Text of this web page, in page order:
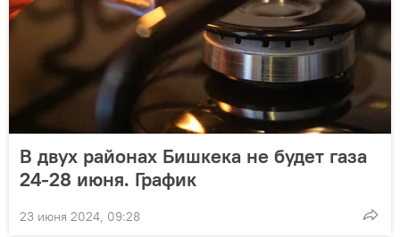
В двух районах Бишкека не будет газа
24-28 июня. График
23 июня 2024, 09:28